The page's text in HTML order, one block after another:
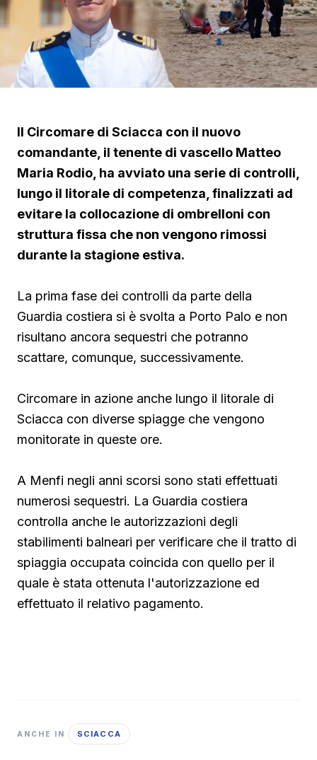
Il Circomare di Sciacca con il nuovo
comandante, il tenente di vascello Matteo
Maria Rodio, ha avviato una serie di controlli,
lungo il litorale di competenza, finalizzati ad
evitare la collocazione di ombrelloni con
struttura fissa che non vengono rimossi
durante la stagione estiva.
La prima fase dei controlli da parte della
Guardia costiera si è svolta a Porto Palo e non
risultano ancora sequestri che potranno
scattare, comunque, successivamente.
Circomare in azione anche lungo il litorale di
Sciacca con diverse spiagge che vengono
monitorate in queste ore.
A Menfi negli anni scorsi sono stati effettuati
numerosi sequestri. La Guardia costiera
controlla anche le autorizzazioni degli
stabilimenti balneari per verificare che il tratto di
spiaggia occupata coincida con quello per il
quale è stata ottenuta l'autorizzazione ed
effettuato il relativo pagamento.
ANCHE IN SCIACCA